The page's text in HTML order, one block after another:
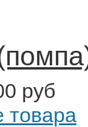
руб
товара